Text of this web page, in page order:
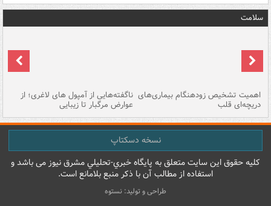
سلامت
اهمیت تشخیص زودهنگام بیماری‌های
دریچه‌ای قلب
ناگفته‌هایی از آمپول های لاغری؛ از
عوارض مرگبار تا زیبایی
نسخه دسکتاپ
کليه حقوق اين سايت متعلق به پایگاه خبري-تحليلي مشرق نيوز می باشد و
استفاده از مطالب آن با ذکر منبع بلامانع است.
طراحی و تولید: نستوه